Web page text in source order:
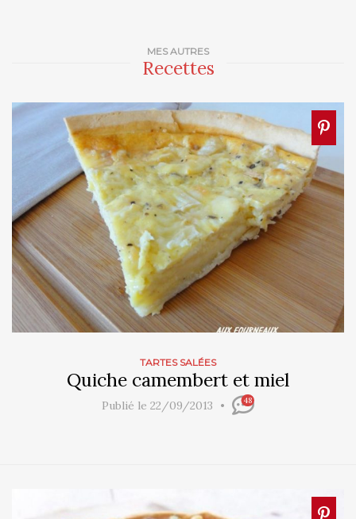
MES AUTRES
Recettes
TARTES SALÉES
Quiche camembert et miel
Publié le 22/09/2013 48